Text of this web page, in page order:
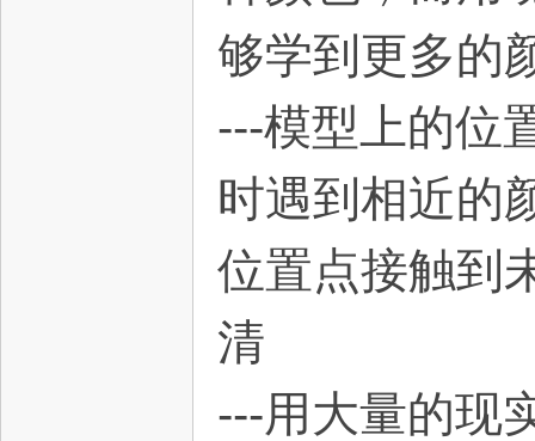
够学到更多的
---模型上的位
时遇到相近的
位置点接触到
清
---用大量的现